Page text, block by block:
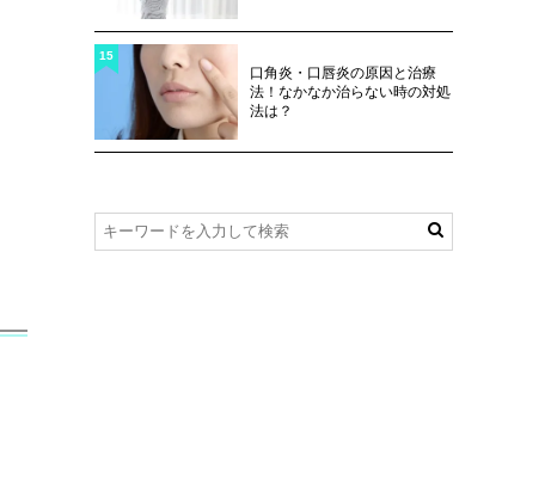
口角炎・口唇炎の原因と治療
法！なかなか治らない時の対処
法は？
15